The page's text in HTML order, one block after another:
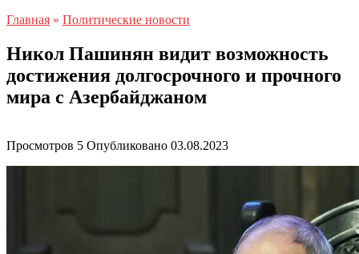
Главная » Политические новости
Никол Пашинян видит возможность
достижения долгосрочного и прочного
мира с Азербайджаном
Просмотров 5 Опубликовано 03.08.2023